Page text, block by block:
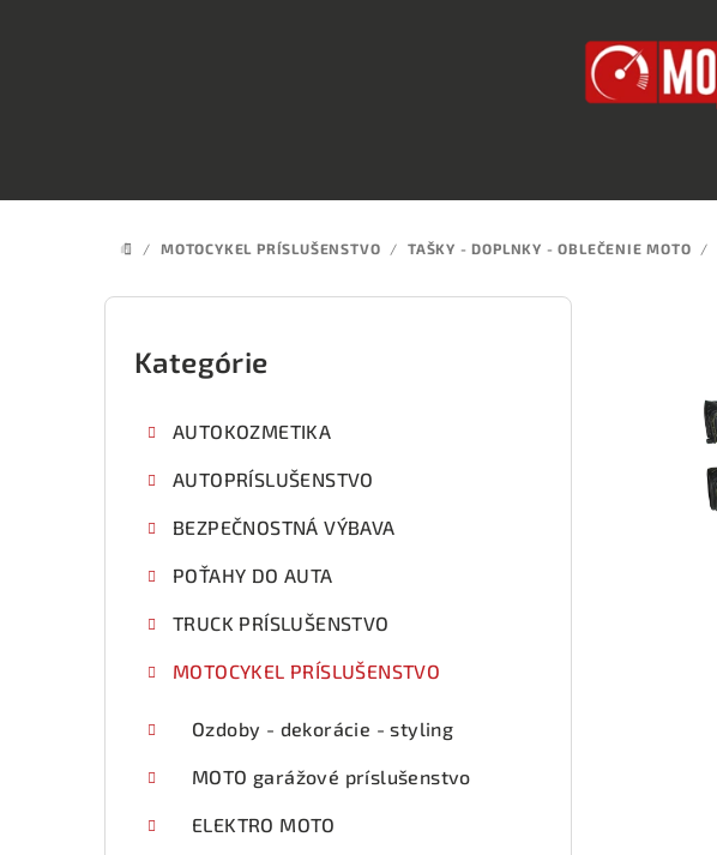
DOMOV
/ MOTOCYKEL PRÍSLUŠENSTVO / TAŠKY - DOPLNKY - OBLEČENIE MOTO /
B
Preskočiť
kategórie
Kategórie
AUTOKOZMETIKA
AUTOPRÍSLUŠENSTVO
BEZPEČNOSTNÁ VÝBAVA
POŤAHY DO AUTA
TRUCK PRÍSLUŠENSTVO
MOTOCYKEL PRÍSLUŠENSTVO
Ozdoby - dekorácie - styling
MOTO garážové príslušenstvo
ELEKTRO MOTO